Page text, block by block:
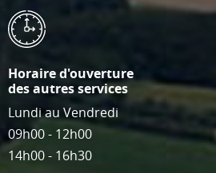
Horaire d'ouverture
des autres services
Lundi au Vendredi
09h00 - 12h00
14h00 - 16h30